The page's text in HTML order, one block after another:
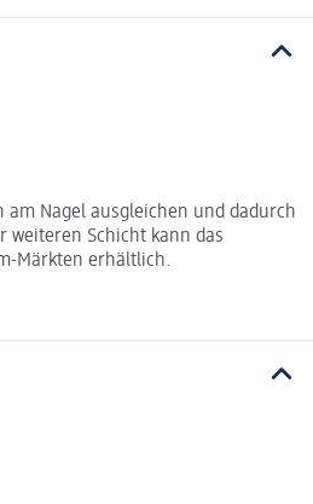
Nagel ausgleichen und dadurch
weiteren Schicht kann das
Märkten erhältlich.